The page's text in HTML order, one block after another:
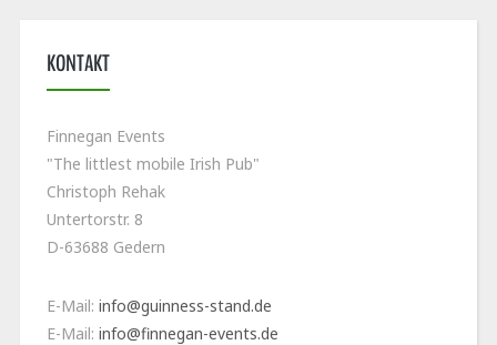
KONTAKT
Finnegan Events
"The littlest mobile Irish Pub"
Christoph Rehak
Untertorstr. 8
D-63688 Gedern
E-Mail: info@guinness-stand.de
E-Mail: info@finnegan-events.de